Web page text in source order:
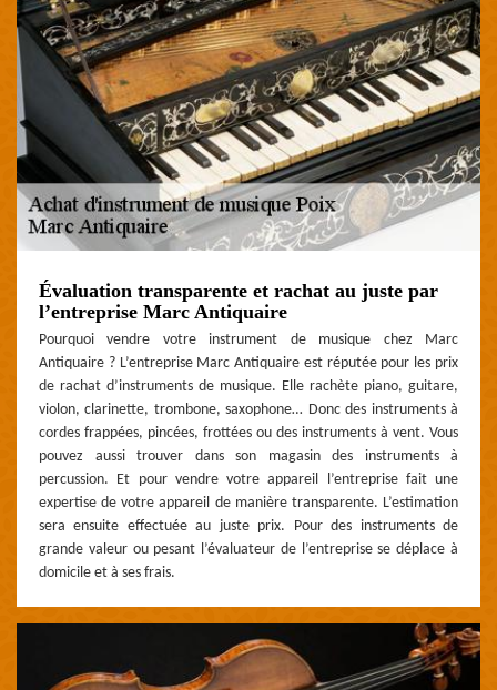
Évaluation transparente et rachat au juste par
l’entreprise Marc Antiquaire
Pourquoi vendre votre instrument de musique chez Marc
Antiquaire ? L’entreprise Marc Antiquaire est réputée pour les prix
de rachat d’instruments de musique. Elle rachète piano, guitare,
violon, clarinette, trombone, saxophone… Donc des instruments à
cordes frappées, pincées, frottées ou des instruments à vent. Vous
pouvez aussi trouver dans son magasin des instruments à
percussion. Et pour vendre votre appareil l’entreprise fait une
expertise de votre appareil de manière transparente. L’estimation
sera ensuite effectuée au juste prix. Pour des instruments de
grande valeur ou pesant l’évaluateur de l’entreprise se déplace à
domicile et à ses frais.